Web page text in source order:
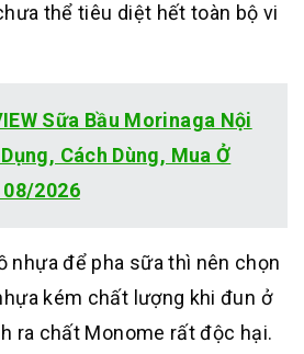
thể tiêu diệt hết toàn bộ vi
Sữa Bầu Morinaga Nội
Cách Dùng, Mua Ở
2026
nhựa để pha sữa thì nên chọn
kém chất lượng khi đun ở
ra chất Monome rất độc hại.